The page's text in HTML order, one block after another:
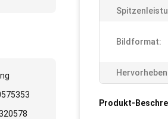
Bildformat:
Produkt-